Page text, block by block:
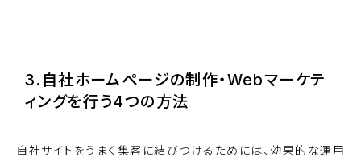
3.自社ホームページの制作・Webマーケテ
ィングを行う4つの方法
自社サイトをうまく集客に結びつけるためには、効果的な運用